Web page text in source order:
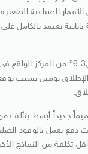
الصناعية
تعتمد بالكامل
وانطلق الصاروخ “إتش3-6” من المركز
يومين بسبب
جديداً أبسط يتألف
دفع تعمل بالوقود
تكلفة من النماذج